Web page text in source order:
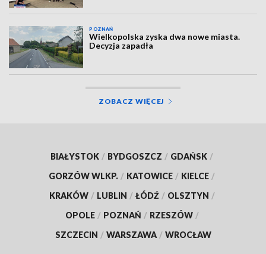
POZNAŃ
Wielkopolska zyska dwa nowe miasta.
Decyzja zapadła
ZOBACZ WIĘCEJ
BIAŁYSTOK / BYDGOSZCZ / GDAŃSK /
GORZÓW WLKP. / KATOWICE / KIELCE /
KRAKÓW / LUBLIN / ŁÓDŹ / OLSZTYN /
OPOLE / POZNAŃ / RZESZÓW /
SZCZECIN / WARSZAWA / WROCŁAW